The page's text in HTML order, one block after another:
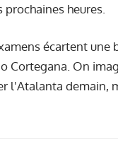
heures.
écartent
Cortegana. On
l'Atalanta demain,